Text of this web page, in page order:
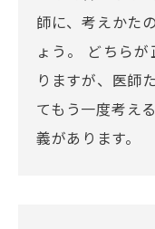
師に、考えかた
ょう。 どちら
りますが、医師
てもう一度考え
義があります。